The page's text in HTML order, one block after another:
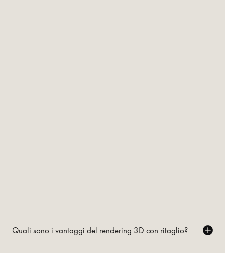
Quali sono i vantaggi del rendering 3D con ritaglio?